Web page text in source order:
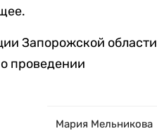
Запорожской области
проведении
Мария Мельникова